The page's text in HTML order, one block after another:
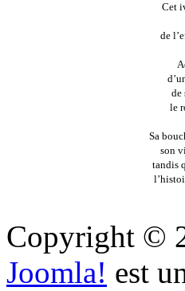
Cet
de
de
le
Sa
son
tandis
Copyright ©
Joomla! est